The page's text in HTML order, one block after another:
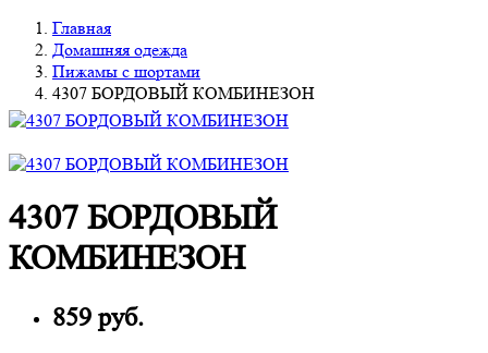
Главная
Домашняя одежда
Пижамы с шортами
4307 БОРДОВЫЙ КОМБИНЕЗОН
4307 БОРДОВЫЙ
КОМБИНЕЗОН
859 руб.